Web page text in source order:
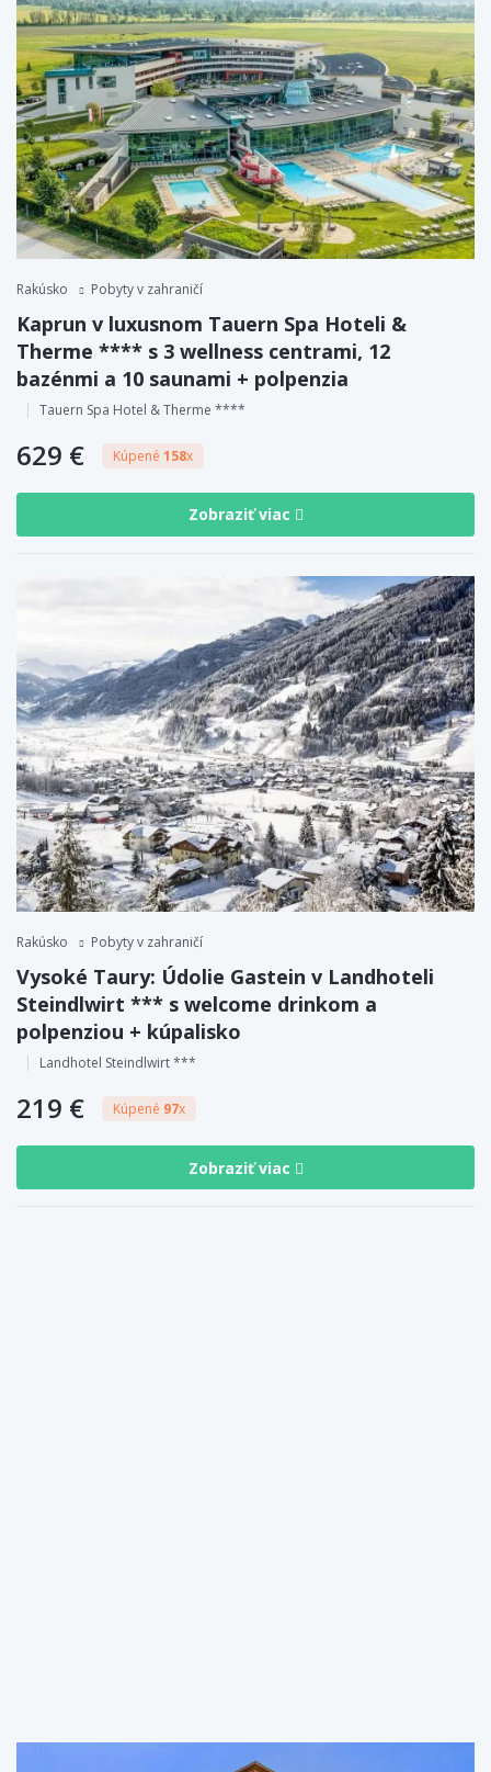
Rakúsko Pobyty v zahraničí
Kaprun v luxusnom Tauern Spa Hoteli &
Therme **** s 3 wellness centrami, 12
bazénmi a 10 saunami + polpenzia
Tauern Spa Hotel & Therme ****
629 € Kúpené 158x
Zobraziť viac
Rakúsko Pobyty v zahraničí
Vysoké Taury: Údolie Gastein v Landhoteli
Steindlwirt *** s welcome drinkom a
polpenziou + kúpalisko
Landhotel Steindlwirt ***
219 € Kúpené 97x
Zobraziť viac